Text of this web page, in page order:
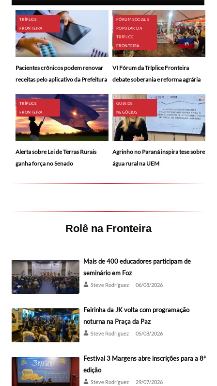
TRÍPLICE
FRONTEIRA
Pacientes crônicos podem renovar
receitas pelo aplicativo da Prefeitura
FÓRUM SOCIAL E
POPULAR DA
TRÍPLICE
FRONTEIRA
VI Fórum da Tríplice Fronteira
debate soberania e reforma agrária
TRÍPLICE
FRONTEIRA
Alerta sobre Lei de Terras Rurais
ganha força no Senado
GUIA DE
NEGÓCIOS
Agrinho no Paraná inspira tese sobre
água rural na UEM
Rolê na Fronteira
Mais de 400 educadores participam de
seminário em Foz
Steve Rodríguez 06/08/2026
Feirinha da JK volta com programação
noturna na Praça da Paz
Steve Rodríguez 05/08/2026
Festival 3 Margens abre inscrições para a 8ª
edição
Steve Rodríguez 29/07/2026